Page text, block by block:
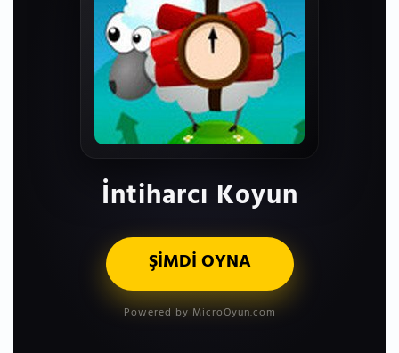
İntiharcı Koyun
ŞİMDİ OYNA
Powered by MicroOyun.com